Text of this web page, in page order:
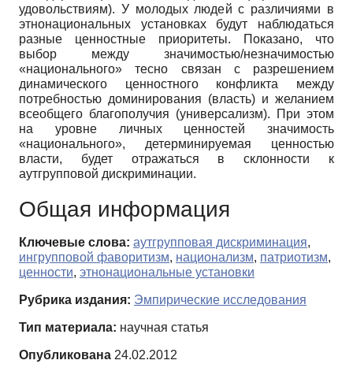
удовольствиям). У молодых людей с различиями в
этнонациональных установках будут наблюдаться
разные ценностные приоритеты. Показано, что
выбор между значимостью/незначимостью
«национального» тесно связан с разрешением
динамического ценностного конфликта между
потребностью доминирования (власть) и желанием
всеобщего благополучия (универсализм). При этом
на уровне личных ценностей значимость
«национального», детерминируемая ценностью
власти, будет отражаться в склонности к
аутгрупповой дискриминации.
Общая информация
Ключевые слова: аутгрупповая дискриминация,
ингрупповой фаворитизм, национализм, патриотизм,
ценности, этнонациональные установки
Рубрика издания: Эмпирические исследования
Тип материала: научная статья
Опубликована 24.02.2012